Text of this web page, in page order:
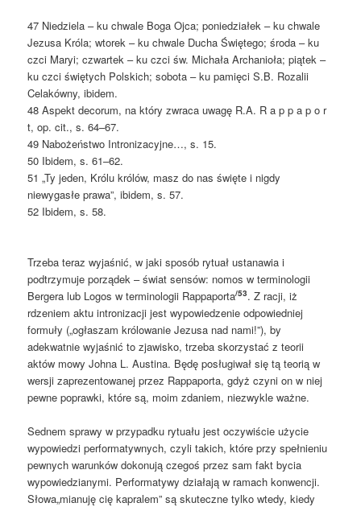
47 Niedziela – ku chwale Boga Ojca; poniedziałek – ku chwale
Jezusa Króla; wtorek – ku chwale Ducha Świętego; środa – ku
czci Maryi; czwartek – ku czci św. Michała Archanioła; piątek –
ku czci świętych Polskich; sobota – ku pamięci S.B. Rozalii
Celakówny, ibidem.
48 Aspekt decorum, na który zwraca uwagę R.A. R a p p a p o r
t, op. cit., s. 64–67.
49 Nabożeństwo Intronizacyjne…, s. 15.
50 Ibidem, s. 61–62.
51 „Ty jeden, Królu królów, masz do nas święte i nigdy
niewygasłe prawa”, ibidem, s. 57.
52 Ibidem, s. 58.
Trzeba teraz wyjaśnić, w jaki sposób rytuał ustanawia i
podtrzymuje porządek – świat sensów: nomos w terminologii
Bergera lub Logos w terminologii Rappaporta/53. Z racji, iż
rdzeniem aktu intronizacji jest wypowiedzenie odpowiedniej
formuły („ogłaszam królowanie Jezusa nad nami!”), by
adekwatnie wyjaśnić to zjawisko, trzeba skorzystać z teorii
aktów mowy Johna L. Austina. Będę posługiwał się tą teorią w
wersji zaprezentowanej przez Rappaporta, gdyż czyni on w niej
pewne poprawki, które są, moim zdaniem, niezwykle ważne.
Sednem sprawy w przypadku rytuału jest oczywiście użycie
wypowiedzi performatywnych, czyli takich, które przy spełnieniu
pewnych warunków dokonują czegoś przez sam fakt bycia
wypowiedzianymi. Performatywy działają w ramach konwencji.
Słowa„mianuję cię kapralem” są skuteczne tylko wtedy, kiedy